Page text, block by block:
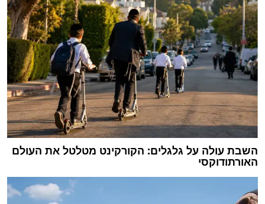
השבת עולה על גלגלים: הקורקינט מטלטל את העולם
האורתודוקסי